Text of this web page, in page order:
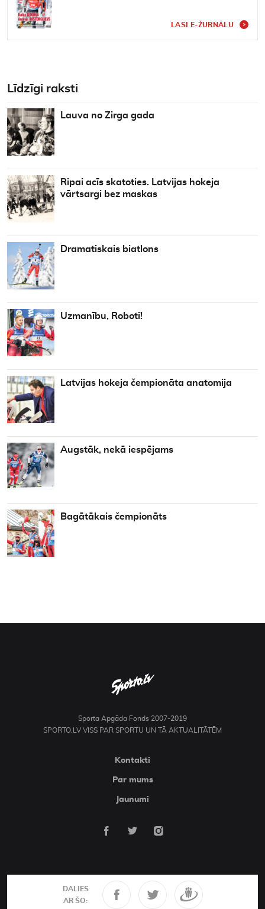
DALIES
AR ŠO:
LASI E-ŽURNĀLU
Līdzīgi raksti
Lauva no Zirga gada
Ripai acīs skatoties. Latvijas hokeja
vārtsargi bez maskas
Dramatiskais biatlons
Uzmanību, Roboti!
Latvijas hokeja čempionāta anatomija
Augstāk, nekā iespējams
Bagātākais čempionāts
Sporta Apgāda Fonds 2007-2019
SPORTO.LV VISS PAR SPORTU UN TĀ AKTUALITĀTĒM
Kontakti
Par mums
Jaunumi